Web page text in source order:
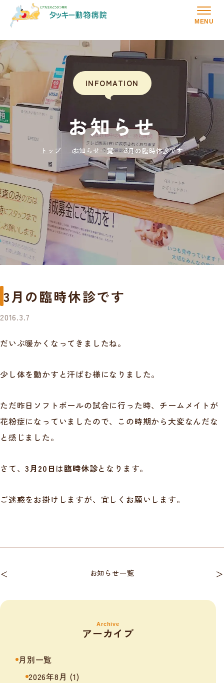
MENU
INFOMATION
お知らせ
トップ お知らせ一覧 3月の臨時休診です
3月の臨時休診です
2016.3.7
だいぶ暖かくなってきましたね。
少し体を動かすと汗ばむ様になりました。
ただ昨日ソフトボールの試合に行った時、チームメイトが
花粉症になっていましたので、この時期から大変なんだな
と感じました。
さて、3月20日 は臨時休診となります。
ご迷惑をお掛けしますが、宜しくお願いします。
＜ お知らせ一覧 ＞
Archive
アーカイブ
月別一覧
2026年8月 (1)